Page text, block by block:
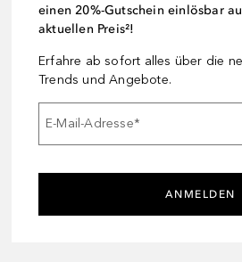
einen 20%-Gutschein einlösbar
aktuellen Preis²!
Erfahre ab sofort alles über die
Trends und Angebote.
E-Mail-Adresse*
ANMELDEN